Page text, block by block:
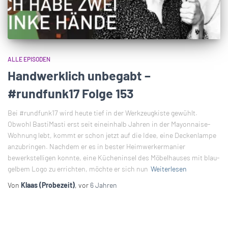
ALLE EPISODEN
Handwerklich unbegabt –
#rundfunk17 Folge 153
Bei #rundfunk17 wird heute tief in der Werkzeugkiste gewühlt.
Obwohl BastiMasti erst seit eineinhalb Jahren in der Mayonnaise-
Wohnung lebt, kommt er schon jetzt auf die Idee, eine Deckenlampe
anzubringen. Nachdem er es in bester Heimwerkermanier
bewerkstelligen konnte, eine Kücheninsel des Möbelhauses mit blau-
gelbem Logo zu errichten, möchte er sich nun Weiterlesen
Von Klaas (Probezeit), vor 6 Jahren